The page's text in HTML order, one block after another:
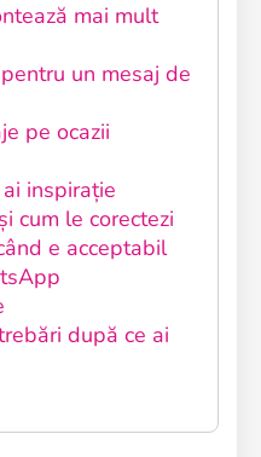
mai mult
un mesaj de
pe ocazii
inspirație
cum le corectezi
e acceptabil
după ce ai